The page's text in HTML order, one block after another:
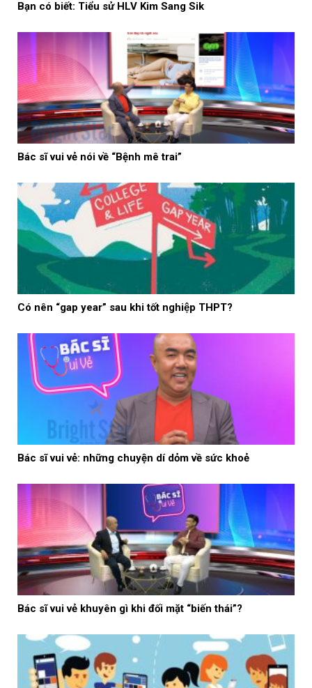
Bạn có biết: Tiểu sử HLV Kim Sang Sik
Bác sĩ vui vẻ nói về “Bệnh mê trai”
Có nên “gap year” sau khi tốt nghiệp THPT?
Bác sĩ vui vẻ: những chuyện dí dỏm về sức khoẻ
Bác sĩ vui vẻ khuyên gì khi đối mặt “biến thái”?